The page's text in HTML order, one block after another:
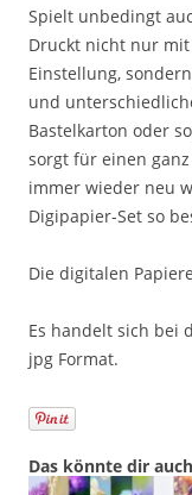
Spielt unbedingt
Druckt nicht nur
Einstellung,
und
Bastelkarton oder
sorgt für einen
immer wieder neu
Digipapier-Set so
Die digitalen
Es handelt sich bei
jpg Format.
Das könnte dir